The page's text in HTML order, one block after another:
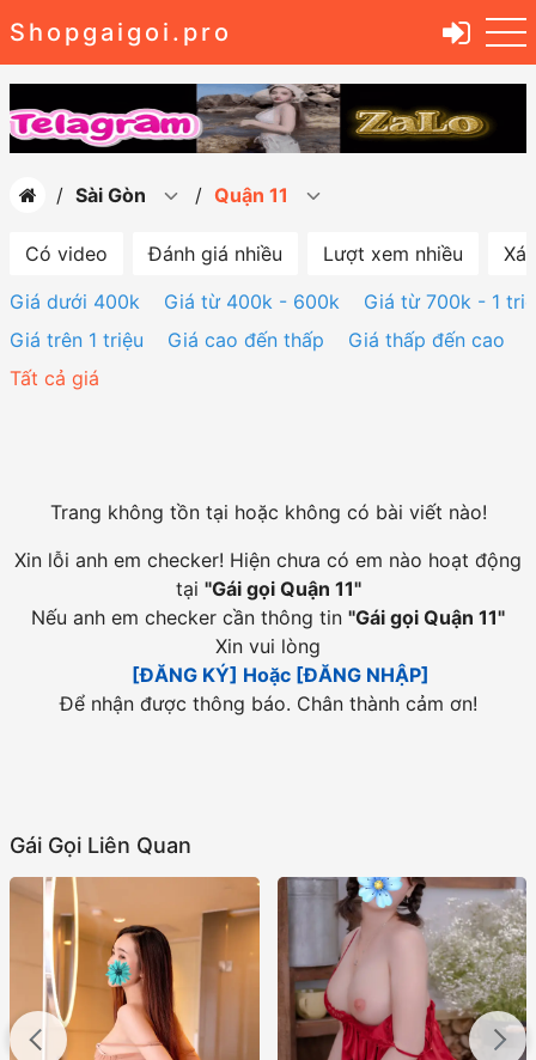
Shopgaigoi.pro
Sài Gòn Quận 11
Có video Đánh giá nhiều Lượt xem nhiều
Giá dưới 400k
Giá từ 400k - 600k
Giá từ 700k - 1
Giá trên 1 triệu
Giá cao đến thấp
Giá thấp đến cao
Tất cả giá
Trang không tồn tại hoặc không có bài viết nào!
Xin lỗi anh em checker! Hiện chưa có em nào hoạt động
tại "Gái gọi Quận 11"
Nếu anh em checker cần thông tin "Gái gọi Quận 11"
Xin vui lòng
[ĐĂNG KÝ] Hoặc [ĐĂNG NHẬP]
Để nhận được thông báo. Chân thành cảm ơn!
Gái Gọi Liên Quan